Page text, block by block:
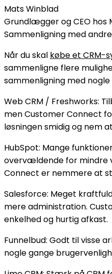
Mats Winblad
Grundlægger og CEO hos
Sammenligning med
Når du skal købe et CRM-
sammenligne flere
sammenligning med
Web CRM / Freshworks:
men Customer Connect
løsningen smidig og nem
HubSpot: Mange
overvældende for mindre
Connect er nemmere at
Salesforce: Meget
mere administration.
enkelhed og hurtig afkast.
Funnelbud: Godt til visse
nogle gange